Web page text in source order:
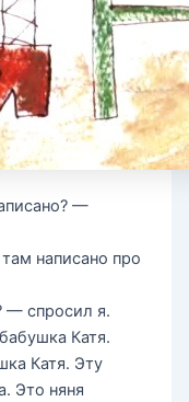
—
написано про
— спросил я.
Катя.
Катя. Эту
Это няня